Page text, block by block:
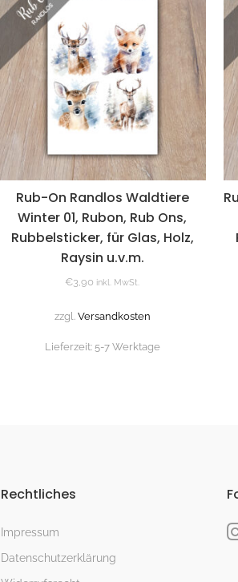
Rub-On Randlos Waldtiere
Winter 01, Rubon, Rub Ons,
Rubbelsticker, für Glas, Holz,
Raysin u.v.m.
€3,90 inkl. MwSt.
zzgl. Versandkosten
Lieferzeit: 5-7 Werktage
Rechtliches
Impressum
Datenschutzerklärung